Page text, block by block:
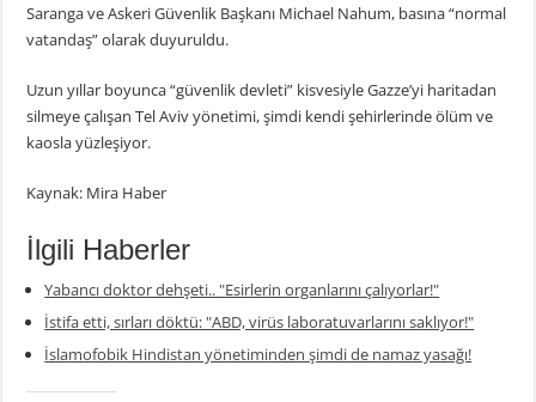
Saranga ve Askeri Güvenlik Başkanı Michael Nahum, basına “normal
vatandaş” olarak duyuruldu.
Uzun yıllar boyunca “güvenlik devleti” kisvesiyle Gazze’yi haritadan
silmeye çalışan Tel Aviv yönetimi, şimdi kendi şehirlerinde ölüm ve
kaosla yüzleşiyor.
Kaynak: Mira Haber
İlgili Haberler
Yabancı doktor dehşeti.. "Esirlerin organlarını çalıyorlar!"
İstifa etti, sırları döktü: "ABD, virüs laboratuvarlarını saklıyor!"
İslamofobik Hindistan yönetiminden şimdi de namaz yasağı!